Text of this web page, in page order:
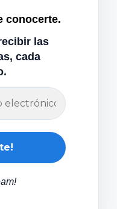
conocerte.
las
cada